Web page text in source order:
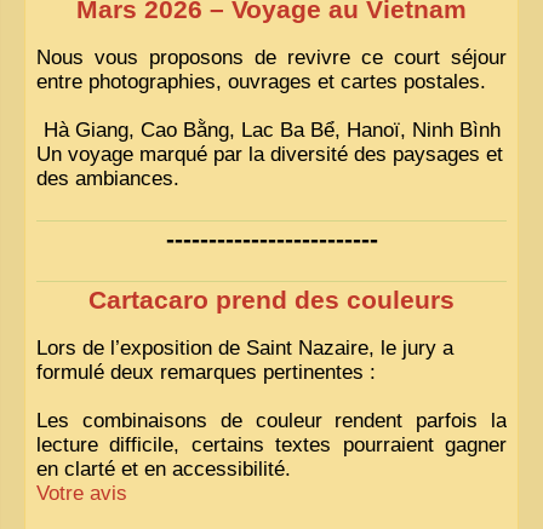
Mars 2026 – Voyage au Vietnam
Nous vous proposons de revivre ce court séjour
entre photographies, ouvrages et cartes postales.
Hà Giang, Cao Bằng, Lac Ba Bể, Hanoï, Ninh Bình
Un voyage marqué par la diversité des paysages et
des ambiances.
-------------------------
Cartacaro prend des couleurs
Lors de l’exposition de Saint Nazaire, le jury a
formulé deux remarques pertinentes :
Les combinaisons de couleur rendent parfois la
lecture difficile, certains textes pourraient gagner
en clarté et en accessibilité.
Votre avis